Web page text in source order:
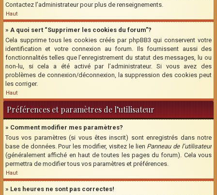
Contactez l’administrateur pour plus de renseignements.
Haut
» A quoi sert “Supprimer les cookies du forum”?
Cela supprime tous les cookies créés par phpBB3 qui conservent votre
identification et votre connexion au forum. Ils fournissent aussi des
fonctionnalités telles que l’enregistrement du statut des messages, lu ou
non-lu, si cela a été activé par l’administrateur. Si vous avez des
problèmes de connexion/déconnexion, la suppression des cookies peut
les corriger.
Haut
Préférences et paramètres de l’utilisateur
» Comment modifier mes paramètres?
Tous vos paramètres (si vous êtes inscrit) sont enregistrés dans notre
base de données. Pour les modifier, visitez le lien Panneau de l’utilisateur
(généralement affiché en haut de toutes les pages du forum). Cela vous
permettra de modifier tous vos paramètres et préférences.
Haut
» Les heures ne sont pas correctes!